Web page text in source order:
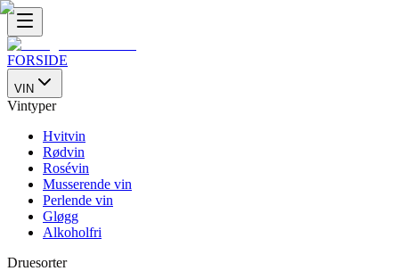
FORSIDE
VIN
Vintyper
Hvitvin
Rødvin
Rosévin
Musserende vin
Perlende vin
Gløgg
Alkoholfri
Druesorter